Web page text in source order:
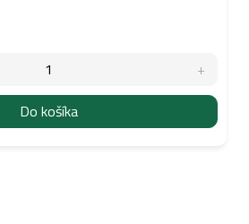
Do košíka